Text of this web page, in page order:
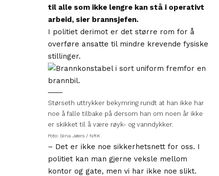
til alle som ikke lengre kan stå i operativt
arbeid, sier brannsjefen.
I politiet derimot er det større rom for å
overføre ansatte til mindre krevende fysiske
stillinger.
Størseth uttrykker bekymring rundt at han ikke har
noe å falle tilbake på dersom han om noen år ikke
er skikket til å være røyk- og vanndykker.
Foto: Gina Jøers / NRK
– Det er ikke noe sikkerhetsnett for oss. I
politiet kan man gjerne veksle mellom
kontor og gate, men vi har ikke noe slikt.